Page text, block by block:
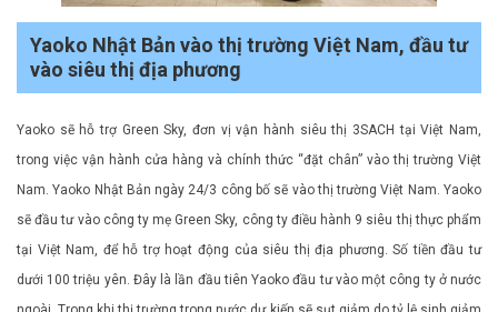
Yaoko Nhật Bản vào thị trường Việt Nam, đầu tư
vào siêu thị địa phương
Yaoko sẽ hỗ trợ Green Sky, đơn vị vận hành siêu thị 3SACH tại Việt Nam,
trong việc vận hành cửa hàng và chính thức “đặt chân” vào thị trường Việt
Nam. Yaoko Nhật Bản ngày 24/3 công bố sẽ vào thị trường Việt Nam. Yaoko
sẽ đầu tư vào công ty mẹ Green Sky, công ty điều hành 9 siêu thị thực phẩm
tại Việt Nam, để hỗ trợ hoạt động của siêu thị địa phương. Số tiền đầu tư
dưới 100 triệu yên. Đây là lần đầu tiên Yaoko đầu tư vào một công ty ở nước